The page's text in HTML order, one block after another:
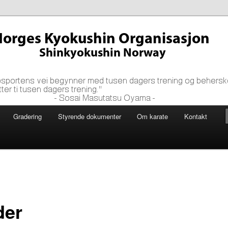
Organisasjon
tusen dagers trening og beherskes først etter ti tusen dagers
~
Gradering Styrende dokumenter Om karate Kontakt